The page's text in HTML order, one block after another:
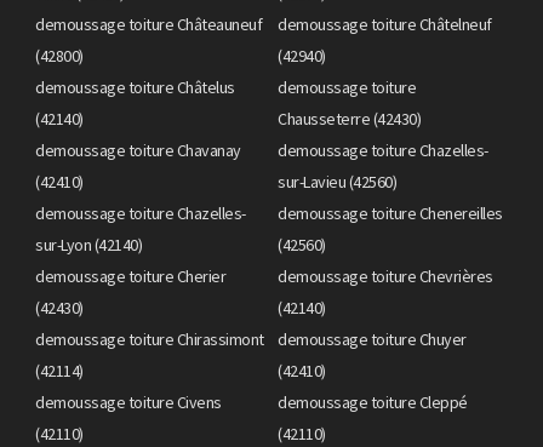
demoussage toiture Châteauneuf
(42800)
demoussage toiture Châtelneuf
(42940)
demoussage toiture Châtelus
(42140)
demoussage toiture
Chausseterre (42430)
demoussage toiture Chavanay
(42410)
demoussage toiture Chazelles-
sur-Lavieu (42560)
demoussage toiture Chazelles-
sur-Lyon (42140)
demoussage toiture Chenereilles
(42560)
demoussage toiture Cherier
(42430)
demoussage toiture Chevrières
(42140)
demoussage toiture Chirassimont
(42114)
demoussage toiture Chuyer
(42410)
demoussage toiture Civens
(42110)
demoussage toiture Cleppé
(42110)